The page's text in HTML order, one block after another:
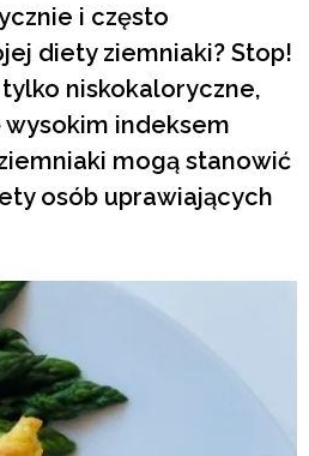
i często
diety ziemniaki? Stop!
niskokaloryczne,
indeksem
mogą stanowić
osób uprawiających